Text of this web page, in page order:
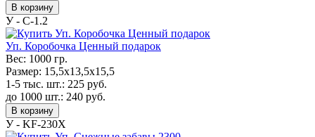
В корзину
У - С-1.2
Уп. Коробочка Ценный подарок
Вес: 1000 гр.
Размер: 15,5х13,5х15,5
1-5 тыс. шт.: 225 руб.
до 1000 шт.: 240 руб.
В корзину
У - KF-230Х